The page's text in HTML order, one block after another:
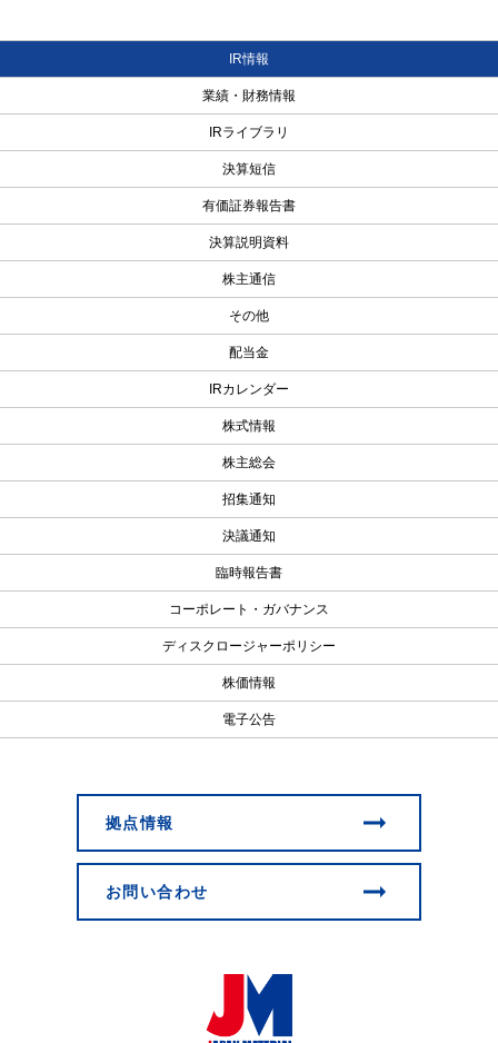
IR情報
業績・財務情報
IRライブラリ
決算短信
有価証券報告書
決算説明資料
株主通信
その他
配当金
IRカレンダー
株式情報
株主総会
招集通知
決議通知
臨時報告書
コーポレート・ガバナンス
ディスクロージャーポリシー
株価情報
電子公告
拠点情報
お問い合わせ